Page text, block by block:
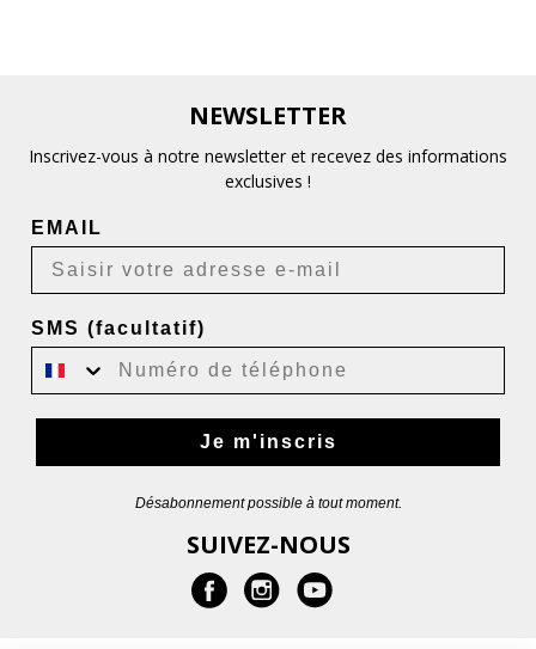
NEWSLETTER
Inscrivez-vous à notre newsletter et recevez des informations
exclusives !
EMAIL
SMS (facultatif)
Je m'inscris
Désabonnement possible à tout moment.
SUIVEZ-NOUS